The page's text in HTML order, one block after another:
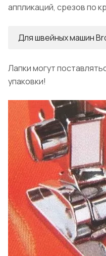
аппликаций, срезов по
Для швейных машин
Лапки могут
упаковки!